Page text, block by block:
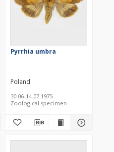
Pyrrhia umbra
Poland
30.06-14.07.1975
Zoological specimen